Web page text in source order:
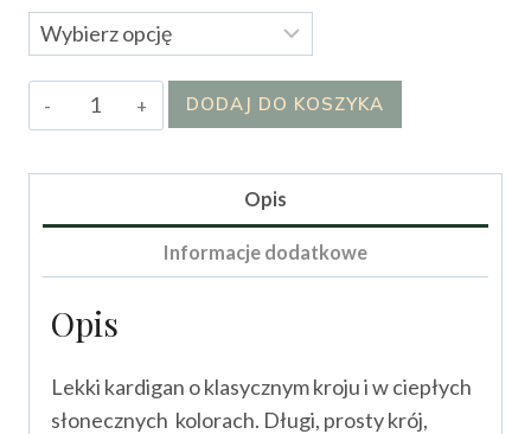
ilość
Kardigan
DODAJ DO KOSZYKA
Opis
Informacje dodatkowe
Opis
Lekki kardigan o klasycznym kroju i w ciepłych
słonecznych kolorach. Długi, prosty krój,